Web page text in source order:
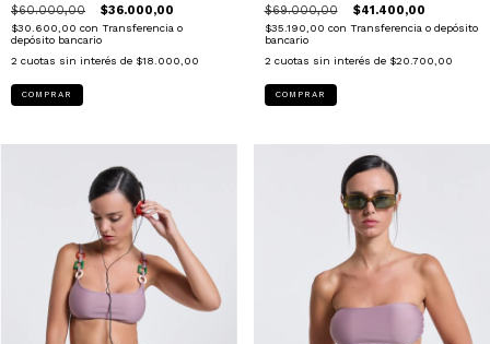
$60.000,00 $36.000,00
$30.600,00 con Transferencia o
depósito bancario
2 cuotas sin interés de $18.000,00
COMPRAR
$69.000,00 $41.400,00
$35.190,00 con Transferencia o depósito
bancario
2 cuotas sin interés de $20.700,00
COMPRAR